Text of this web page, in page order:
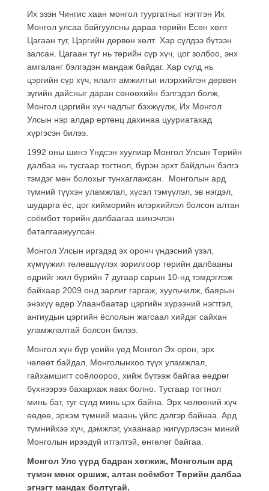
Их эзэн Чингис хаан монгол туургатныг нэгтгэн Их
Монгол улсаа байгуулсны дараа төрийн Есөн хөлт
Цагаан туг, Цэргийн дөрвөн хөлт Хар сүлдээ бүтээн
залсан. Цагаан туг нь төрийн сүр хүч, цог золбоо, энх
амгаланг бэлгэдэн мандаж байдаг. Хар сүлд нь
цэргийн сүр хүч, ялалт амжилтыг илэрхийлэн дөрвөн
зүгийн дайсныг даран сөнөөхийн бэлгэдэл болж,
Монгол цэргийн хүч чадлыг бэхжүүлж, Их Монгол
Улсын нэр алдар ертөнц дахинаа цууриатахад
хүргэсэн билээ.
1992 оны шинэ Үндсэн хуулиар Монгол Улсын Төрийн
далбаа нь тусгаар тогтнол, бүрэн эрхт байдлын бэлгэ
тэмдэг мөн болохыг тунхаглажсан. Монголын ард
түмний түүхэн уламжлал, хүсэл тэмүүлэл, эв нэгдэл,
шударга ёс, цог хийморийн илэрхийлэл болсон алтан
соёмбот төрийн далбаагаа шинэчлэн
баталгаажуулсан.
Монгол Улсын иргэдэд эх оронч үндэсний үзэл,
хүмүүжил төлөвшүүлэх зорилгоор төрийн далбааны
өдрийг жил бүрийн 7 дугаар сарын 10-нд тэмдэглэж
байхаар 2009 онд зарлиг гаргаж, хуульчилж, баярын
энэхүү өдөр Улаанбаатар цэргийн хүрээний нэгтгэл,
ангиудын цэргийн ёслолын жагсаал хийдэг сайхан
уламжлалтай болсон билээ.
Монгол хүн бүр үеийн үед Монгол Эх орон, эрх
чөлөөт байдал, Монголынхоо түүх уламжлал,
гайхамшигт соёлоороо, хийж бүтээж байгаа өөдрөг
бүхнээрээ бахархаж явах болно. Тусгаар тогтнол
минь бат, туг сүлд минь цэх байна. Эрх чөлөөний хүч
өөдөө, эрхэм түмний маань үйлс дэлгэр байнаа. Ард
түмнийхээ хүч, дэмжлэг, ухаанаар жигүүрлэсэн миний
Монголын ирээдүй итгэлтэй, өнгөлөг байгаа.
Монгол Улс үүрд бадран хөгжиж, Монголын ард
түмэн мөнх оршиж, алтан соёмбот Төрийн далбаа
эгнэгт мандах болтугай.